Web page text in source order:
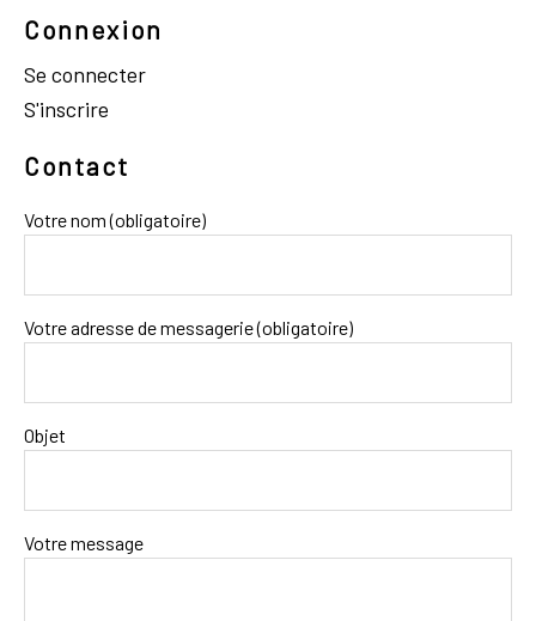
Connexion
Se connecter
S'inscrire
Contact
Votre nom (obligatoire)
Votre adresse de messagerie (obligatoire)
Objet
Votre message